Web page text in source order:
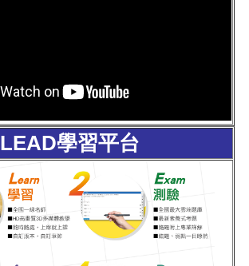
LEAD學習平台